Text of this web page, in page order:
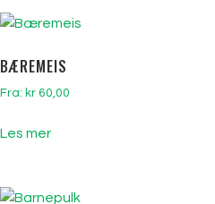
BÆREMEIS
Fra: kr 60,00
Les mer